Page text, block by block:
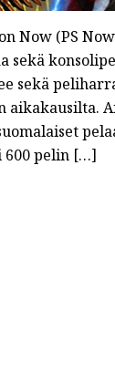
Now (PS
sekä
sekä
aikakausilta.
600 pelin […]